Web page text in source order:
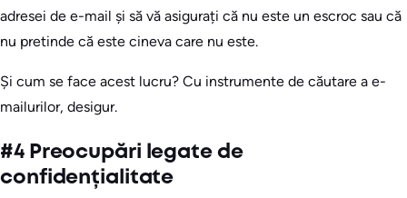
adresei de e-mail și să vă asigurați că nu este un escroc sau că
nu pretinde că este cineva care nu este.
Și cum se face acest lucru? Cu instrumente de căutare a e-
mailurilor, desigur.
#4 Preocupări legate de
confidențialitate